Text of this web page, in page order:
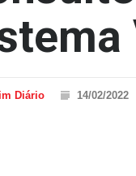
Diário 14/02/2022